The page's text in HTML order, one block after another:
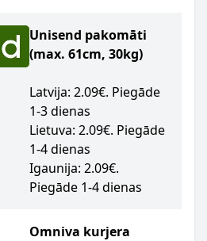
Unisend pakomāti
(max. 61cm, 30kg)
Latvija: 2.09€. Piegāde
1-3 dienas
Lietuva: 2.09€. Piegāde
1-4 dienas
Igaunija: 2.09€.
Piegāde 1-4 dienas
Omniva kurjera